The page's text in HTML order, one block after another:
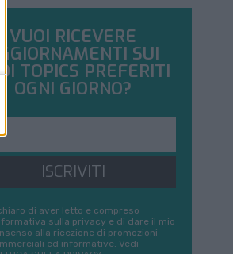
VUOI RICEVERE
SUI
TOPICS PREFERITI
OGNI GIORNO?
ISCRIVITI
di aver letto e compreso
sulla privacy e di dare il mio
alla ricezione di promozioni
ed informative. Vedi